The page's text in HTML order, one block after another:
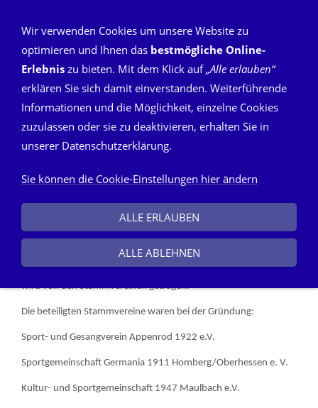
Satzung
Satzung des Juniorenfördervereins Ohmtal
Präambel
Der Juniorenförderverein wurde in der Gründungsversammlung
am 22.04.2012 im Sportheim des SV Nieder-Ofleiden
gegründet. Der Juniorenförderverein übernimmt ab der Saison
2012/2013 die Aufgabe der Förderung des Jugendfussballs und
wird von den Stammvereinen getragen.
Die beteiligten Stammvereine waren bei der Gründung:
Sport- und Gesangverein Appenrod 1922 e.V.
Sportgemeinschaft Germania 1911 Homberg/Oberhessen e. V.
Kultur- und Sportgemeinschaft 1947 Maulbach e.V.
Wir verwenden Cookies um unsere Website zu
optimieren und Ihnen das bestmögliche Online-
Erlebnis zu bieten. Mit dem Klick auf„Alle erlauben“
erklären Sie sich damit einverstanden. Weiterführende
Informationen und die Möglichkeit, einzelne Cookies
zuzulassen oder sie zu deaktivieren, erhalten Sie in
unserer Datenschutzerklärung.
Sie können die Cookie-Einstellungen hier ändern
ALLE ERLAUBEN
ALLE ABLEHNEN